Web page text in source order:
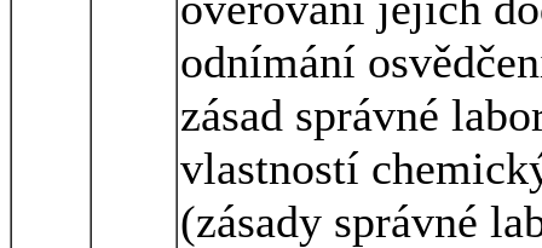
odnímání
zásad správné
vlastností
(zásady správné